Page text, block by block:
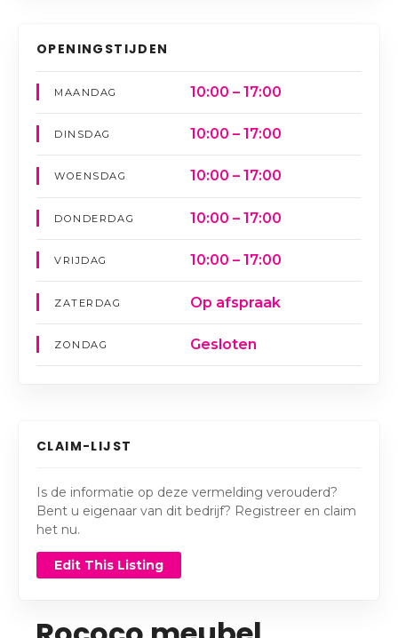
OPENINGSTIJDEN
MAANDAG 10:00 – 17:00
DINSDAG 10:00 – 17:00
WOENSDAG 10:00 – 17:00
DONDERDAG 10:00 – 17:00
VRIJDAG 10:00 – 17:00
ZATERDAG Op afspraak
ZONDAG Gesloten
CLAIM-LIJST
Is de informatie op deze vermelding verouderd?
Bent u eigenaar van dit bedrijf? Registreer en claim
het nu.
Edit This Listing